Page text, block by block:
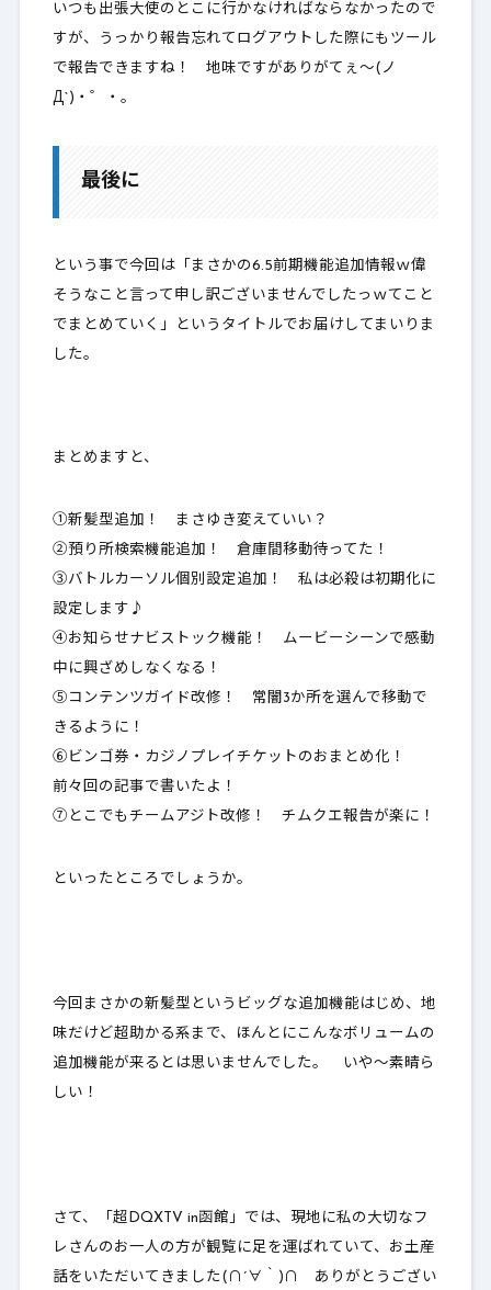
いつも出張大使のとこに行かなければならなかったので
すが、うっかり報告忘れてログアウトした際にもツール
で報告できますね！ 地味ですがありがてぇ～(ノ
Д`)・゜・。
最後に
という事で今回は「まさかの6.5前期機能追加情報ｗ偉
そうなこと言って申し訳ございませんでしたっｗてこと
でまとめていく」というタイトルでお届けしてまいりま
した。
まとめますと、
①新髪型追加！ まさゆき変えていい？
②預り所検索機能追加！ 倉庫間移動待ってた！
③バトルカーソル個別設定追加！ 私は必殺は初期化に
設定します♪
④お知らせナビストック機能！ ムービーシーンで感動
中に興ざめしなくなる！
⑤コンテンツガイド改修！ 常闇3か所を選んで移動で
きるように！
⑥ビンゴ券・カジノプレイチケットのおまとめ化！
前々回の記事で書いたよ！
⑦とこでもチームアジト改修！ チムクエ報告が楽に！
といったところでしょうか。
今回まさかの新髪型というビッグな追加機能はじめ、地
味だけど超助かる系まで、ほんとにこんなボリュームの
追加機能が来るとは思いませんでした。 いや～素晴ら
しい！
さて、「超DQXTV in函館」では、現地に私の大切なフ
レさんのお一人の方が観覧に足を運ばれていて、お土産
話をいただいてきました(∩´∀｀)∩ ありがとうござい